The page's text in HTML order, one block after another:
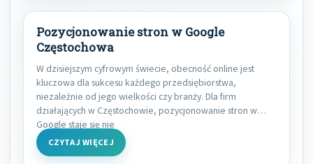
Pozycjonowanie stron w Google
Częstochowa
W dzisiejszym cyfrowym świecie, obecność online jest
kluczowa dla sukcesu każdego przedsiębiorstwa,
niezależnie od jego wielkości czy branży. Dla firm
działających w Częstochowie, pozycjonowanie stron w
Google staje się nie
CZYTAJ WIĘCEJ